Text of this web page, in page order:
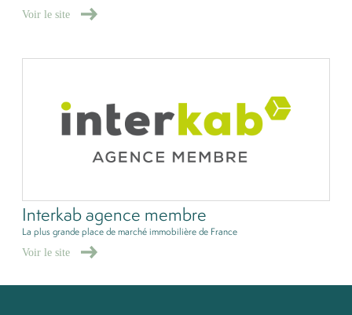
Voir le site
Interkab agence membre
La plus grande place de marché immobilière de France
Voir le site